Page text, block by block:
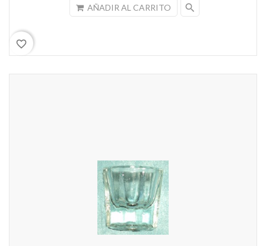
AÑADIR AL CARRITO search
favorite_border